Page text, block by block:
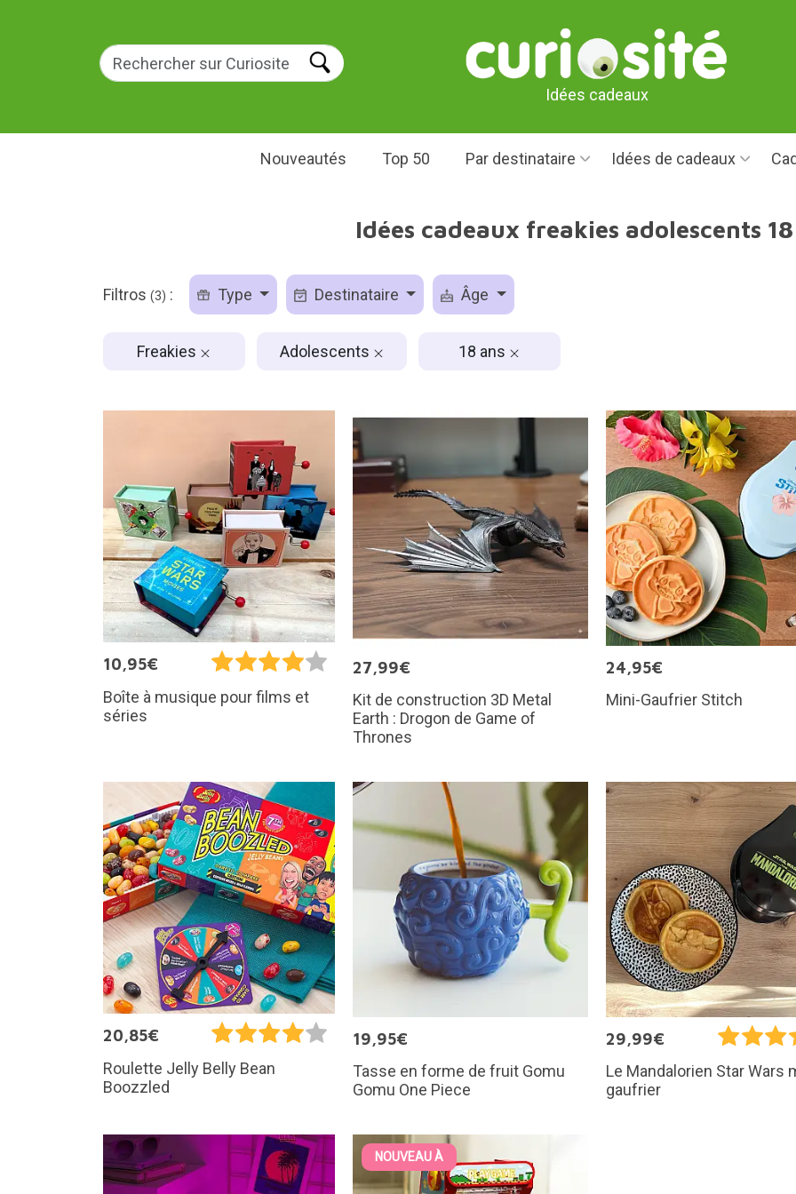
Idées cadeaux
Nouveautés Top 50 Par destinataire Idées de cadeaux
Idées cadeaux freakies adolescents
Filtros (3) : Type Destinataire Âge
Freakies Adolescents 18 ans
10,95€
Boîte à musique pour films et
séries
27,99€
Kit de construction 3D Metal
Earth : Drogon de Game of
Thrones
24,95€
Mini-Gaufrier Stitch
20,85€
Roulette Jelly Belly Bean
Boozzled
19,95€
Tasse en forme de fruit Gomu
Gomu One Piece
29,99€
Le Mandalorien Star Wars
gaufrier
NOUVEAU À